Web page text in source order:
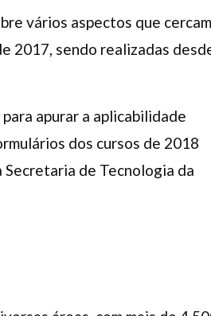
vários aspectos que
2017, sendo realizadas
apurar a aplicabilidade
dos cursos de 2018
de Tecnologia da